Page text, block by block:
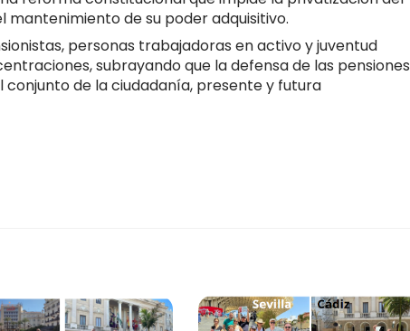
de su poder adquisitivo.
personas trabajadoras en activo y juventud
subrayando que la defensa de las pensiones
de la ciudadanía, presente y futura